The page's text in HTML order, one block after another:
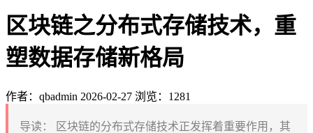
区块链之分布式存储技术，重
塑数据存储新格局
作者：qbadmin 2026-02-27 浏览：1281
导读：
区块链的分布式存储技术正发挥着重要作用，其